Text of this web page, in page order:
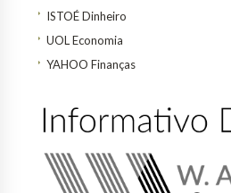
ISTOÉ Dinheiro
UOL Economia
YAHOO Finanças